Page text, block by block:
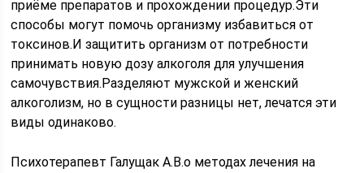
приёме препаратов и прохождении процедур.Эти
способы могут помочь организму избавиться от
токсинов.И защитить организм от потребности
принимать новую дозу алкоголя для улучшения
самочувствия.Разделяют мужской и женский
алкоголизм, но в сущности разницы нет, лечатся эти
виды одинаково.
Психотерапевт Галущак А.В.о методах лечения на